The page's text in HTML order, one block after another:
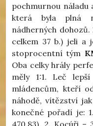
pochmurnou
která byla plná
nádherných
celkem 37 b.) jeli a
stoprocentní tým
Oba celky hrály
měly 1:1. Leč
mládencům, kteří
náhodě, vítězství
konečné pořadí je:
470,83), 2. Kocúři –